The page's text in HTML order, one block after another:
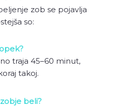
zob se pojavlja
so:
traja 45–60 minut,
takoj.
beli?